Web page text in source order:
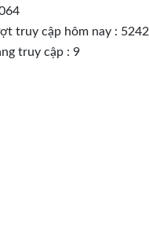
truy cập hôm nay : 5242
truy cập : 9